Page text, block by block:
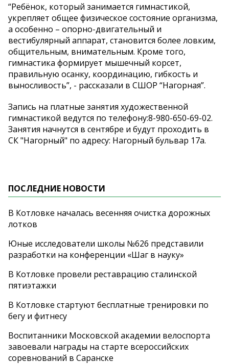
“Ребёнок, который занимается гимнастикой,
укрепляет общее физическое состояние организма,
а особенно – опорно-двигательный и
вестибулярный аппарат, становится более ловким,
общительным, внимательным. Кроме того,
гимнастика формирует мышечный корсет,
правильную осанку, координацию, гибкость и
выносливость”, - рассказали в СШОР “Нагорная”.
Запись на платные занятия художественной
гимнастикой ведутся по телефону:8-980-650-69-02.
Занятия начнутся в сентябре и будут проходить в
СК "Нагорный" по адресу: Нагорный бульвар 17а.
ПОСЛЕДНИЕ НОВОСТИ
В Котловке началась весенняя очистка дорожных
лотков
Юные исследователи школы №626 представили
разработки на конференции «Шаг в науку»
В Котловке провели реставрацию сталинской
пятиэтажки
В Котловке стартуют бесплатные тренировки по
бегу и фитнесу
Воспитанники Московской академии велоспорта
завоевали награды на старте всероссийских
соревнований в Саранске